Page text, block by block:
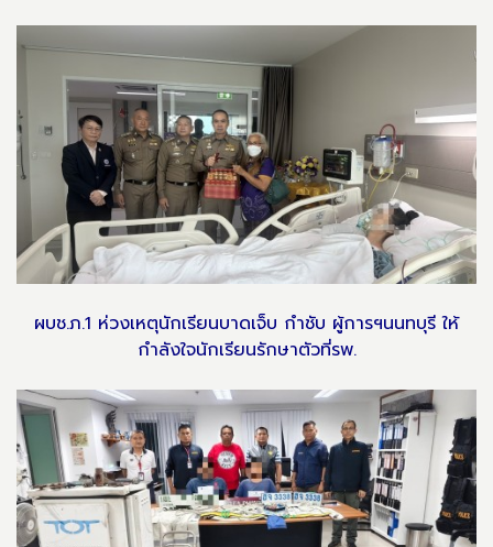
ผบช.ภ.1 ห่วงเหตุนักเรียนบาดเจ็บ กำชับ ผู้การฯนนทบุรี ให้
กำลังใจนักเรียนรักษาตัวที่รพ.